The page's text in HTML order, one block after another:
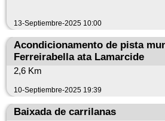
13-Septiembre-2025 10:00
Acondicionamento de pista
Ferreirabella ata Lamarcide
2,6 Km
10-Septiembre-2025 19:39
Baixada de carrilanas